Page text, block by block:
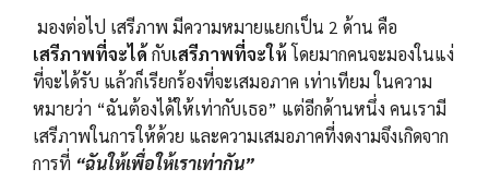
มองต่อไป เสรีภาพ มีความหมายแยกเป็น 2 ด้าน คือ
เสรีภาพที่จะได้กับเสรีภาพที่จะให้โดยมากคนจะมองในแง่
ที่จะได้รับ แล้วก็เรียกร้องที่จะเสมอภาค เท่าเทียม ในความ
หมายว่า “ฉันต้องได้ให้เท่ากับเธอ” แต่อีกด้านหนึ่ง คนเรามี
เสรีภาพในการให้ด้วย และความเสมอภาคที่งดงามจึงเกิดจาก
การที่ “ฉันให้เพื่อให้เราเท่ากัน”